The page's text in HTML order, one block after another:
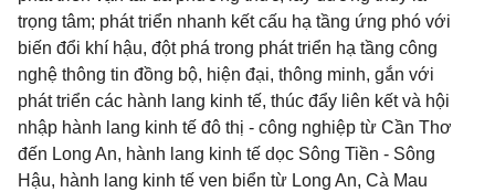
trọng tâm; phát triển nhanh kết cấu hạ tầng ứng phó với
biến đổi khí hậu, đột phá trong phát triển hạ tầng công
nghệ thông tin đồng bộ, hiện đại, thông minh, gắn với
phát triển các hành lang kinh tế, thúc đẩy liên kết và hội
nhập hành lang kinh tế đô thị - công nghiệp từ Cần Thơ
đến Long An, hành lang kinh tế dọc Sông Tiền - Sông
Hậu, hành lang kinh tế ven biển từ Long An, Cà Mau